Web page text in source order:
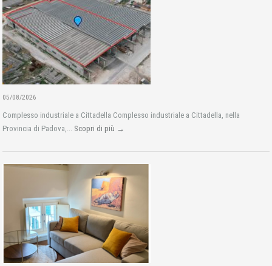
05/08/2026
Complesso industriale a Cittadella Complesso industriale a Cittadella, nella
Provincia di Padova,... Scopri di più →